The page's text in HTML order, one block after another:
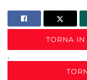
TORNA IN
,